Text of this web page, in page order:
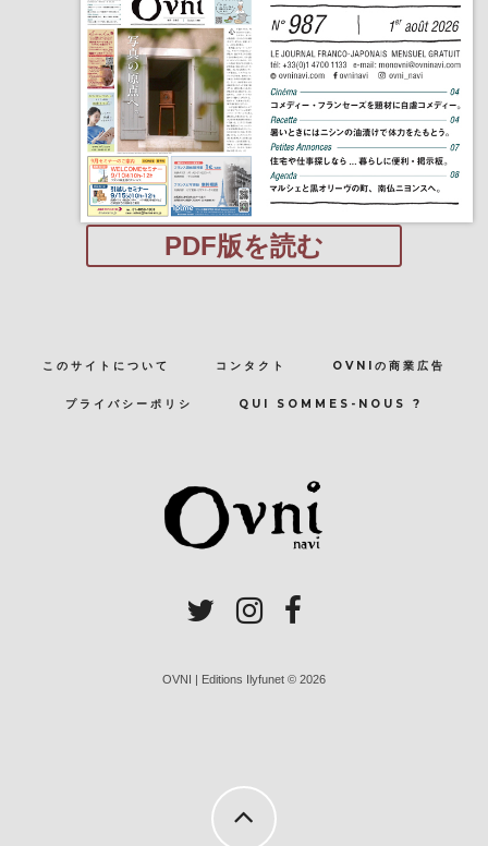
PDF版を読む
このサイトについて コンタクト OVNIの商業広告
プライバシーポリシ QUI SOMMES-NOUS ?
OVNI | Editions Ilyfunet © 2026